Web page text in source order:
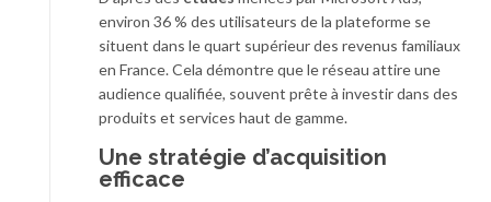
environ 36 % des utilisateurs de la plateforme se
situent dans le quart supérieur des revenus familiaux
en France. Cela démontre que le réseau attire une
audience qualifiée, souvent prête à investir dans des
produits et services haut de gamme.
Une stratégie d’acquisition
efficace